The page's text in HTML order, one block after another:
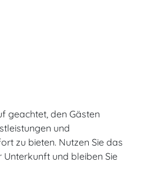
geachtet, den Gästen
und
zu bieten. Nutzen Sie das
und bleiben Sie